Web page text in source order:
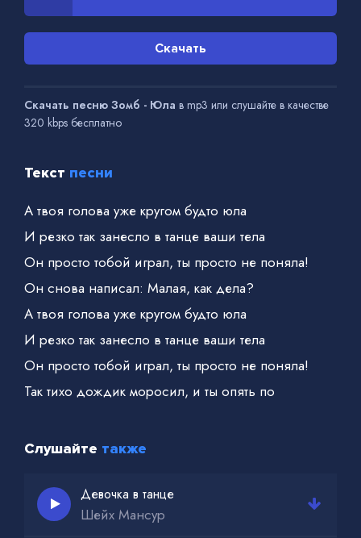
Скачать
Скачать песню Зомб - Юла в mp3 или слушайте в качестве
320 kbps бесплатно
Текст песни
А твоя голова уже кругом будто юла
И резко так занесло в танце ваши тела
Он просто тобой играл, ты просто не поняла!
Он снова написал: Малая, как дела?
А твоя голова уже кругом будто юла
И резко так занесло в танце ваши тела
Он просто тобой играл, ты просто не поняла!
Так тихо дождик моросил, и ты опять по
Слушайте также
Девочка в танце
Шейх Мансур